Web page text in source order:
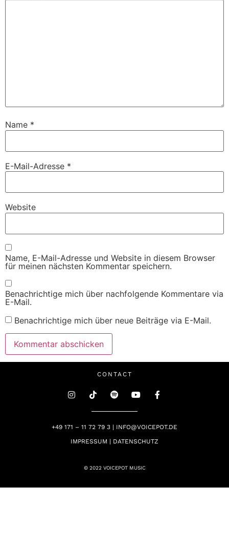
Name *
E-Mail-Adresse *
Website
Name, E-Mail-Adresse und Website in diesem Browser
für meinen nächsten Kommentar speichern.
Benachrichtige mich über nachfolgende Kommentare via
E-Mail.
Benachrichtige mich über neue Beiträge via E-Mail.
CONTACT
+49 171 – 11 72 79 3 | INFO@VOICEPOT.DE
IMPRESSUM | DATENSCHUTZ
© 2022 VOICEPOT MUSIC